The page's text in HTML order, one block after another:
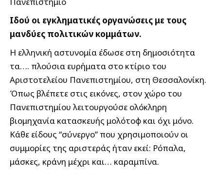
Ιδού οι εγκληματικές οργανώσεις με τους
μανδύες πολιτικών κομμάτων.
Η ελληνική αστυνομία έδωσε στη δημοσιότητα
τα…. πλούσια ευρήματα στο κτίριο του
Αριστοτελείου Πανεπιστημίου, στη Θεσσαλονίκη.
Όπως βλέπετε στις εικόνες, στον χώρο του
Πανεπιστημίου λειτουργούσε ολόκληρη
βιομηχανία κατασκευής μολότοφ και όχι μόνο.
Κάθε είδους “σύνεργο” που χρησιμοποιούν οι
συμμορίες της αριστεράς ήταν εκεί: Ρόπαλα,
μάσκες, κράνη μέχρι και… καραμπίνα.